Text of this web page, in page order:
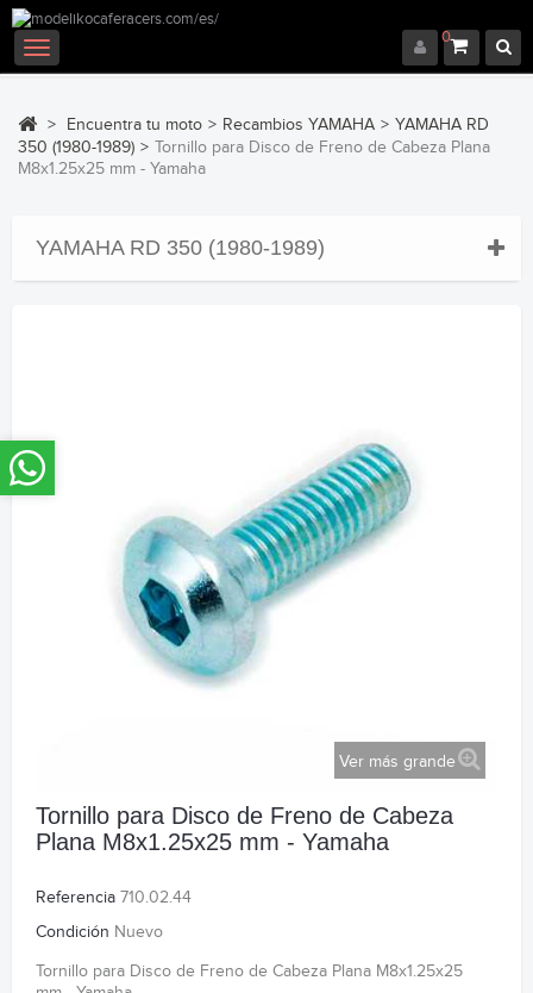
0
Navegación
Toggle
> Encuentra tu moto > Recambios YAMAHA > YAMAHA RD
350 (1980-1989) > Tornillo para Disco de Freno de Cabeza Plana
M8x1.25x25 mm - Yamaha
YAMAHA RD 350 (1980-1989)
Ver más grande
Tornillo para Disco de Freno de Cabeza
Plana M8x1.25x25 mm - Yamaha
Referencia 710.02.44
Condición Nuevo
Tornillo para Disco de Freno de Cabeza Plana M8x1.25x25